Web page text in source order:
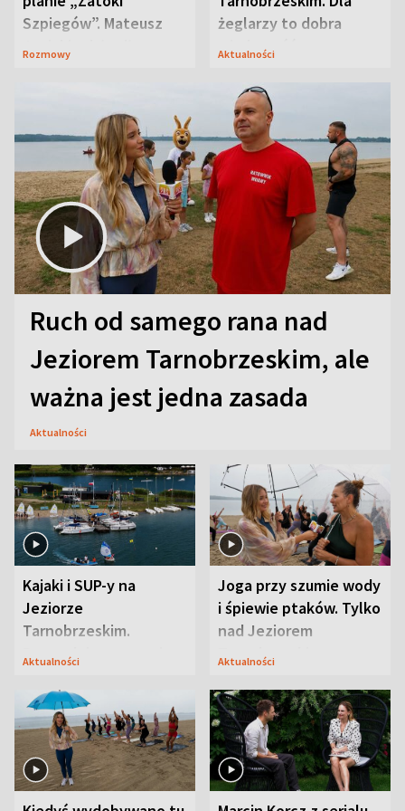
Szpiegów”. Mateusz
Janicki odsłonił
Rozmowy
żeglarzy to dobra
wiadomość
Aktualności
Ruch od samego rana nad
Jeziorem Tarnobrzeskim, ale
ważna jest jedna zasada
Aktualności
Kajaki i SUP-y na
Jeziorze
Tarnobrzeskim.
Przyrodnicy zwracają
Aktualności
Joga przy szumie wody
i śpiewie ptaków. Tylko
nad Jeziorem
Tarnobrzeskim
Aktualności